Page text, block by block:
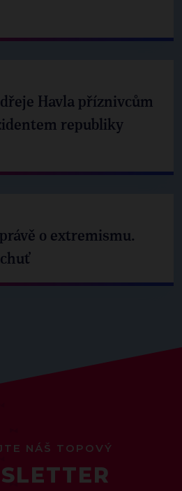
Havla příznivcům
republiky
o extremismu.
NÁŠ TOPOVÝ